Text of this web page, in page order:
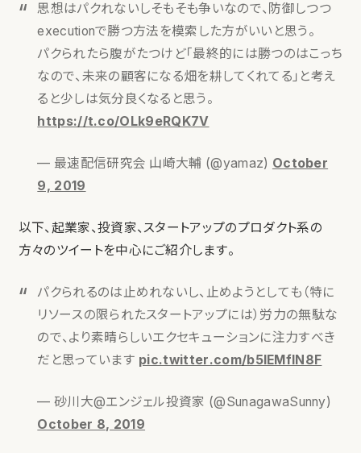
思想はパクれないしそもそも争いなので、防御しつつ
executionで勝つ方法を模索した方がいいと思う。
パクられたら腹がたつけど「最終的には勝つのはこっち
なので、未来の顧客になる畑を耕してくれてる」と考え
ると少しは気分良くなると思う。
https://t.co/OLk9eRQK7V
— 最速配信研究会 山崎大輔 (@yamaz) October
9, 2019
以下、起業家、投資家、スタートアップのプロダクト系の
方々のツイートを中心にご紹介します。
パクられるのは止めれないし、止めようとしても（特に
リソースの限られたスタートアップには）労力の無駄な
ので、より素晴らしいエクセキューションに注力すべき
だと思っています pic.twitter.com/b5lEMflN8F
— 砂川大@エンジェル投資家 (@SunagawaSunny)
October 8, 2019